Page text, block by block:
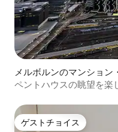
メルボルンのマンション
ペントハウスの眺望を楽
ゲストチョイス
ゲストチョイス